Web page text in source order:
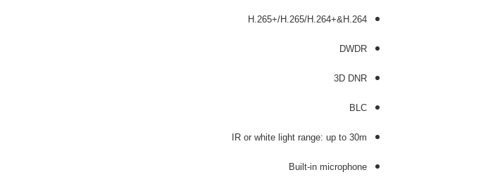
H.265+/H.265/H.264+&H.264
DWDR
3D DNR
BLC
IR or white light range: up to 30m
Built-in microphone